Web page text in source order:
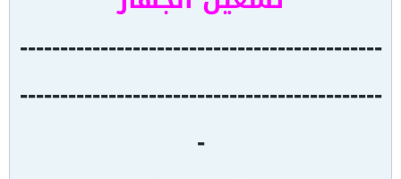
---------------------------------------------
---------------------------------------------
-